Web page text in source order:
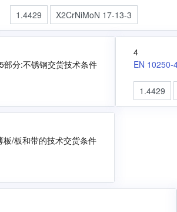
1.4429 X2CrNiMoN 17-13-3
分:不锈钢交货技术条件
4
EN 10250-
1.4429
/板和带的技术交货条件